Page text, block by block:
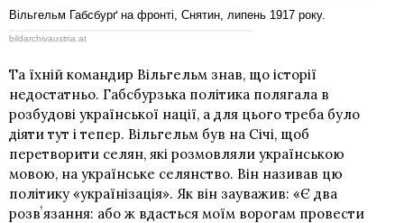
Вільгельм Габсбурґ на фронті, Снятин, липень 1917 року.
bildarchivaustria.at
Та їхній командир Вільгельм знав, що історії
недостатньо. Габсбурзька політика полягала в
розбудові української нації, а для цього треба було
діяти тут і тепер. Вільгельм був на Січі, щоб
перетворити селян, які розмовляли українською
мовою, на українське селянство. Він називав цю
політику «українізація». Як він зауважив: «Є два
розвʼязання: або ж вдасться моїм ворогам провести